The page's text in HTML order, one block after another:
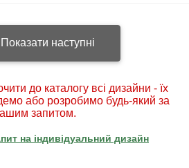
Показати наступні
до каталогу всі дизайни - їх
або розробимо будь-який за
запитом.
на індивідуальний дизайн